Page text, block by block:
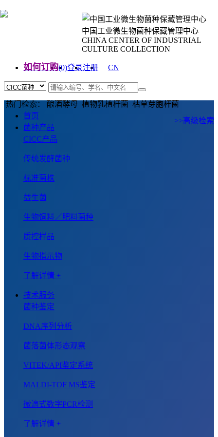
中国工业微生物菌种保藏管理中心
CHINA CENTER OF INDUSTRIAL
CULTURE COLLECTION
如何订购(0)登录注册
CN
热门检索： 酿酒酵母 植物乳植杆菌 枯草芽胞杆菌
>>高级检索
首页
菌种产品
CICC产品
传统发酵菌种
标准菌株
益生菌
生物饲料／肥料菌种
质控样品
生物指示物
了解详情 +
技术服务
菌种鉴定
DNA序列分析
菌落菌体形态观察
VITEK/API鉴定系统
MALDI-TOF MS鉴定
微滴式数字PCR检测
了解详情 +